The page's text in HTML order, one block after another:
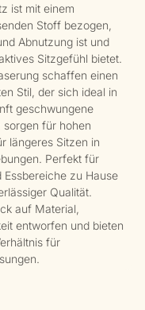
ist mit einem
Stoff bezogen,
Abnutzung ist und
Sitzgefühl bietet.
schaffen einen
Stil, der sich ideal in
geschwungene
sorgen für hohen
längeres Sitzen in
Perfekt für
Essbereiche zu Hause
Qualität.
auf Material,
entworfen und bieten
für